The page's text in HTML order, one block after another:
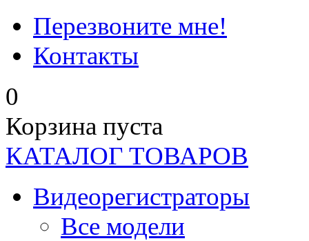
Перезвоните мне!
Контакты
0
Корзина пуста
КАТАЛОГ ТОВАРОВ
Видеорегистраторы
Все модели